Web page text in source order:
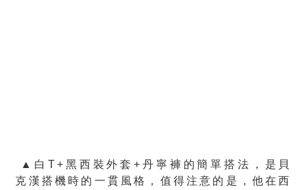
▲白T+黑西裝外套+丹寧褲的簡單搭法，是貝
克漢搭機時的一貫風格，值得注意的是，他在西